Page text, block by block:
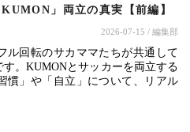
」両立の真実【前編】
2026-07-15 / 編集部
回転のサカママたちが共通して
。KUMONとサッカーを両立する
慣」や「自立」について、リアル